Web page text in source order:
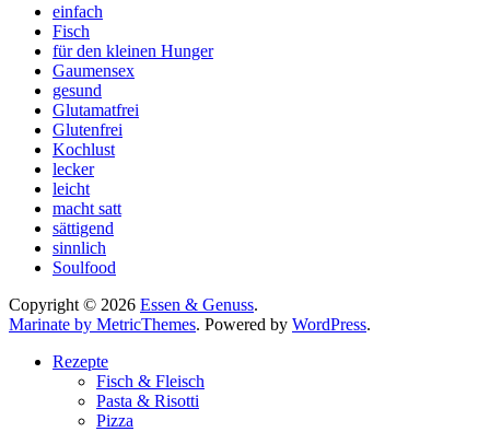
einfach
Fisch
für den kleinen Hunger
Gaumensex
gesund
Glutamatfrei
Glutenfrei
Kochlust
lecker
leicht
macht satt
sättigend
sinnlich
Soulfood
Copyright © 2026 Essen & Genuss.
Marinate by MetricThemes. Powered by WordPress.
Rezepte
Fisch & Fleisch
Pasta & Risotti
Pizza